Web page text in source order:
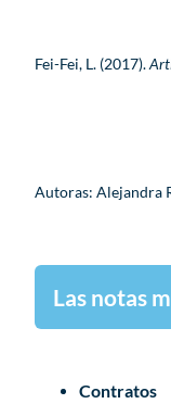
Fei-Fei, L. (2017).
Autoras: Alejandra
Las notas
Contratos